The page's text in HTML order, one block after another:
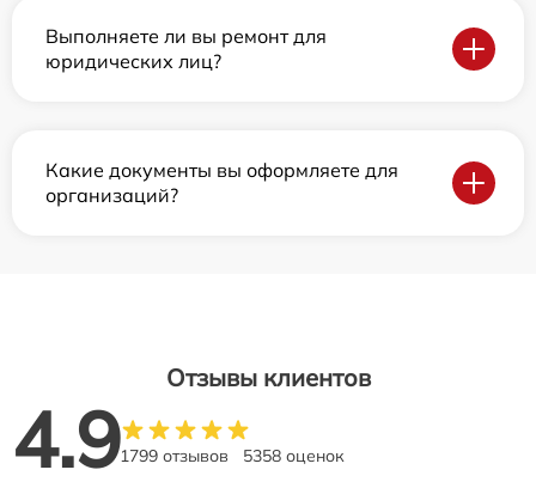
Выполняете ли вы ремонт для
юридических лиц?
Какие документы вы оформляете для
организаций?
Отзывы клиентов
4.91799 отзывов 5358 оценок